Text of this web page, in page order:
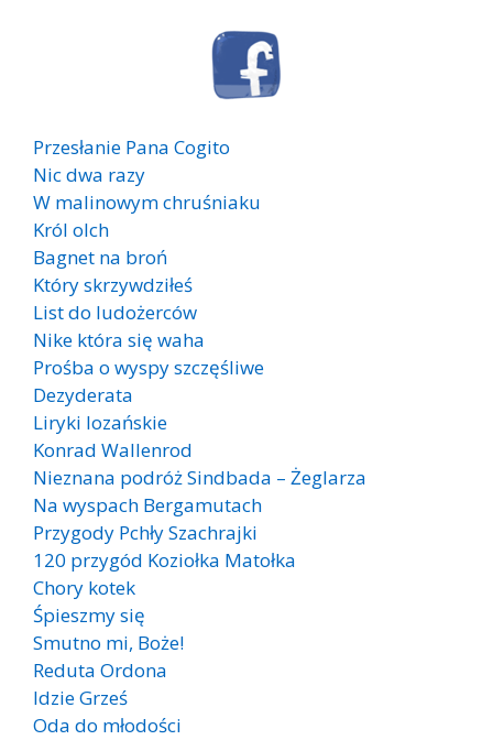
Przesłanie Pana Cogito
Nic dwa razy
W malinowym chruśniaku
Król olch
Bagnet na broń
Który skrzywdziłeś
List do ludożerców
Nike która się waha
Prośba o wyspy szczęśliwe
Dezyderata
Liryki lozańskie
Konrad Wallenrod
Nieznana podróż Sindbada – Żeglarza
Na wyspach Bergamutach
Przygody Pchły Szachrajki
120 przygód Koziołka Matołka
Chory kotek
Śpieszmy się
Smutno mi, Boże!
Reduta Ordona
Idzie Grześ
Oda do młodości